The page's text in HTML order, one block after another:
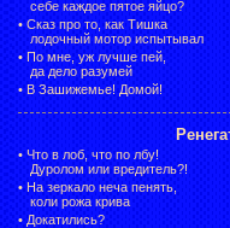
себе каждое пятое яйцо?
• Сказ про то, как Тишка
лодочный мотор испытывал
• По мне, уж лучше пей,
да дело разумей
• В Зашижемье! Домой!
• Что в лоб, что по лбу!
Дуролом или вредитель?!
• На зеркало неча пенять,
коли рожа крива
• Докатились?